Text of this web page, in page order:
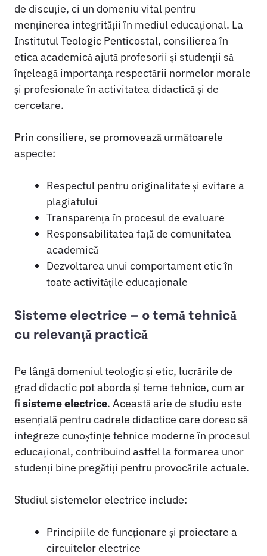
de discuție, ci un domeniu vital pentru
menținerea integrității în mediul educațional. La
Institutul Teologic Penticostal, consilierea în
etica academică ajută profesorii și studenții să
înțeleagă importanța respectării normelor morale
și profesionale în activitatea didactică și de
cercetare.
Prin consiliere, se promovează următoarele
aspecte:
Respectul pentru originalitate și evitare a
plagiatului
Transparența în procesul de evaluare
Responsabilitatea față de comunitatea
academică
Dezvoltarea unui comportament etic în
toate activitățile educaționale
Sisteme electrice – o temă tehnică
cu relevanță practică
Pe lângă domeniul teologic și etic, lucrările de
grad didactic pot aborda și teme tehnice, cum ar
fi sisteme electrice. Această arie de studiu este
esențială pentru cadrele didactice care doresc să
integreze cunoștințe tehnice moderne în procesul
educațional, contribuind astfel la formarea unor
studenți bine pregătiți pentru provocările actuale.
Studiul sistemelor electrice include:
Principiile de funcționare și proiectare a
circuitelor electrice